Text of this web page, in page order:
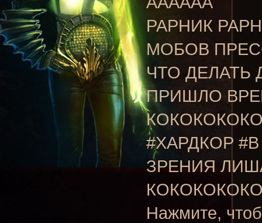
РАРНИК
МОБОВ
ЧТО ДЕЛАТЬ
ПРИШЛО
#ХАРДКОР
ЗРЕНИЯ
Нажмите,